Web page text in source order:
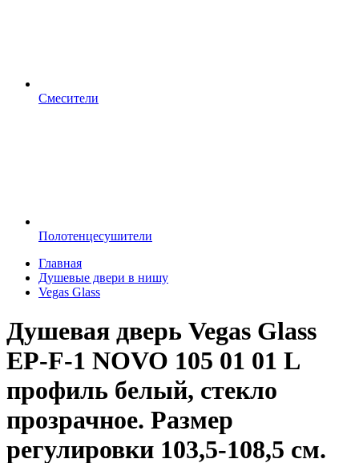
Смесители
Полотенцесушители
Главная
Душевые двери в нишу
Vegas Glass
Душевая дверь Vegas Glass
EP-F-1 NOVO 105 01 01 L
профиль белый, стекло
прозрачное. Размер
регулировки 103,5-108,5 см.